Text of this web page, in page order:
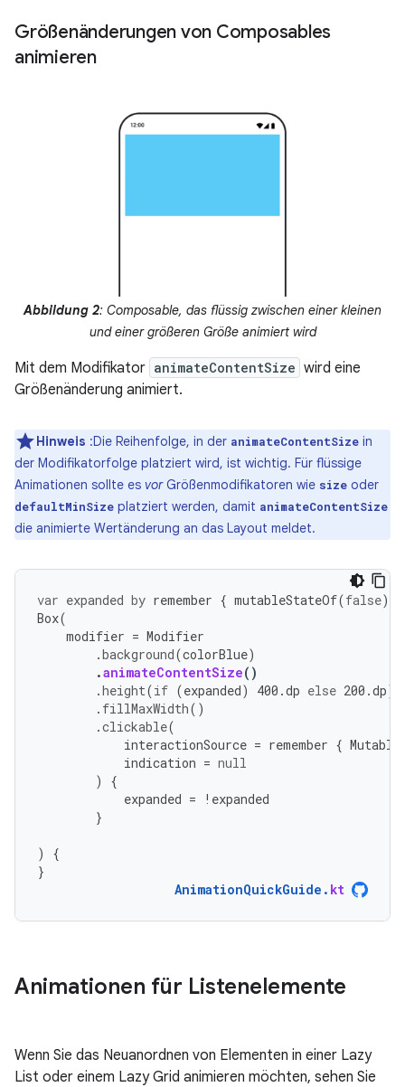
Größenänderungen von Composables
animieren
Abbildung 2: Composable, das flüssig zwischen einer kleinen
und einer größeren Größe animiert wird
Mit dem Modifikator animateContentSize wird eine
Größenänderung animiert.
Hinweis :Die Reihenfolge, in der animateContentSize in
der Modifikatorfolge platziert wird, ist wichtig. Für flüssige
Animationen sollte es vorGrößenmodifikatoren wie size oder
defaultMinSize platziert werden, damit animateContentSize
die animierte Wertänderung an das Layout meldet.
var expanded by remember { mutableStateOf(false)
Box(
modifier = Modifier
.background(colorBlue)
.animateContentSize()
.height(if (expanded) 400.dp else 200.dp)
. fillMaxWidth()
.clickable(
interactionSource = remember {
indication = null
)
{
expanded = ! expanded
}
)
{
}
AnimationQuickGuide . kt
Animationen für Listenelemente
Wenn Sie das Neuanordnen von Elementen in einer Lazy
List oder einem Lazy Grid animieren möchten, sehen Sie